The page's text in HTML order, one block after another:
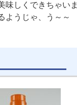
味しくできちゃいま
ようじゃ、う～～